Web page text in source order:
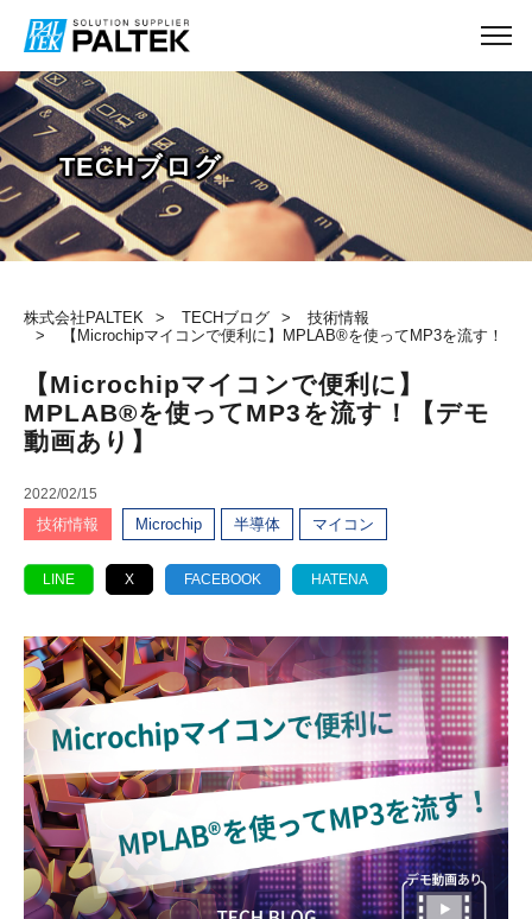
株式会社PALTEK TECHブログ
技術情報
【Microchipマイコンで便利に】MPLAB®を使ってMP3を流す！【
TECHブログ
【Microchipマイコンで便利に】
MPLAB®を使ってMP3を流す！【デモ
動画あり】
2022/02/15
技術情報 Microchip 半導体 マイコン
LINE X FACEBOOK HATENA